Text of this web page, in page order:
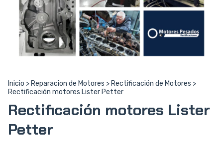
Inicio > Reparacion de Motores > Rectificación de Motores >
Rectificación motores Lister Petter
Rectificación motores Lister
Petter